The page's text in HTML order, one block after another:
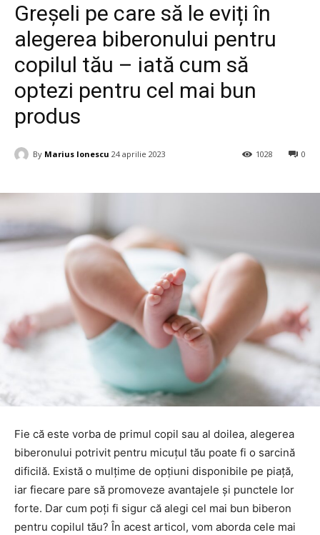
Greșeli pe care să le eviți în
alegerea biberonului pentru
copilul tău – iată cum să
optezi pentru cel mai bun
produs
By Marius Ionescu 24 aprilie 2023 0
1028
Fie că este vorba de primul copil sau al doilea, alegerea
biberonului potrivit pentru micuțul tău poate fi o sarcină
dificilă. Există o mulțime de opțiuni disponibile pe piață,
iar fiecare pare să promoveze avantajele și punctele lor
forte. Dar cum poți fi sigur că alegi cel mai bun biberon
pentru copilul tău? În acest articol, vom aborda cele mai